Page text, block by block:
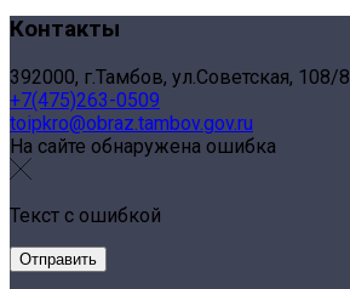
Контакты
392000, г.Тамбов, ул.Советская, 108/8
+7(475)263-0509
toipkro@obraz.tambov.gov.ru
На сайте обнаружена ошибка
Текст с ошибкой